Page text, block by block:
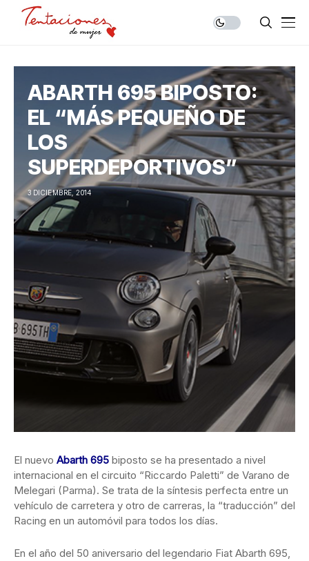
ABARTH 695 BIPOSTO:
EL “MÁS PEQUEÑO DE
LOS
SUPERDEPORTIVOS”
3 DICIEMBRE, 2014
El nuevo Abarth 695 biposto se ha presentado a nivel
internacional en el circuito “Riccardo Paletti” de Varano de
Melegari (Parma). Se trata de la síntesis perfecta entre un
vehículo de carretera y otro de carreras, la “traducción” del
Racing en un automóvil para todos los días.
En el año del 50 aniversario del legendario Fiat Abarth 695,